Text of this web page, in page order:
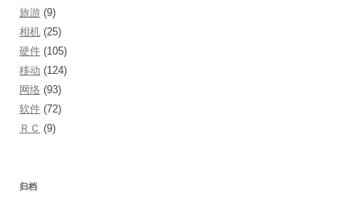
旅游 (9)
相机 (25)
硬件 (105)
移动 (124)
网络 (93)
软件 (72)
ＲＣ (9)
归档